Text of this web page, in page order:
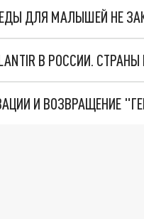
ДЛЯ МАЛЫШЕЙ НЕ